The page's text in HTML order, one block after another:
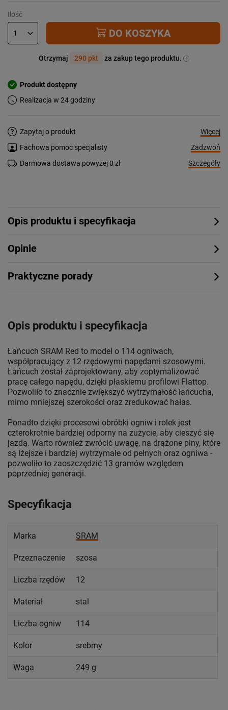
Ilość
DO KOSZYKA
Otrzymaj 290 pkt za zakup tego produktu.
Produkt dostępny
Realizacja w 24 godziny
Zapytaj o produkt
Więcej
Fachowa pomoc specjalisty
Zadzwoń
Darmowa dostawa powyżej 0 zł
Szczegóły
Opis produktu i specyfikacja
Opinie
Praktyczne porady
Opis produktu i specyfikacja
Łańcuch SRAM Red to model o 114 ogniwach,
współpracujący z 12-rzędowymi napędami szosowymi.
Łańcuch został zaprojektowany, aby zoptymalizować
pracę całego napędu, dzięki płaskiemu profilowi Flattop.
Pozwoliło to znacznie zwiększyć wytrzymałość łańcucha,
mimo mniejszej szerokości oraz zredukować hałas.
Ponadto dzięki procesowi obróbki ogniw i rolek jest
czterokrotnie bardziej odporny na zużycie, aby cieszyć się
jazdą. Warto również zwrócić uwagę, na drążone piny, które
są lżejsze i bardziej wytrzymałe od pełnych oraz ogniwa -
pozwoliło to zaoszczędzić 13 gramów względem
poprzedniej generacji.
Specyfikacja
Marka SRAM
Przeznaczenie szosa
Liczba rzędów 12
Materiał stal
Liczba ogniw 114
Kolor srebrny
Waga 249 g